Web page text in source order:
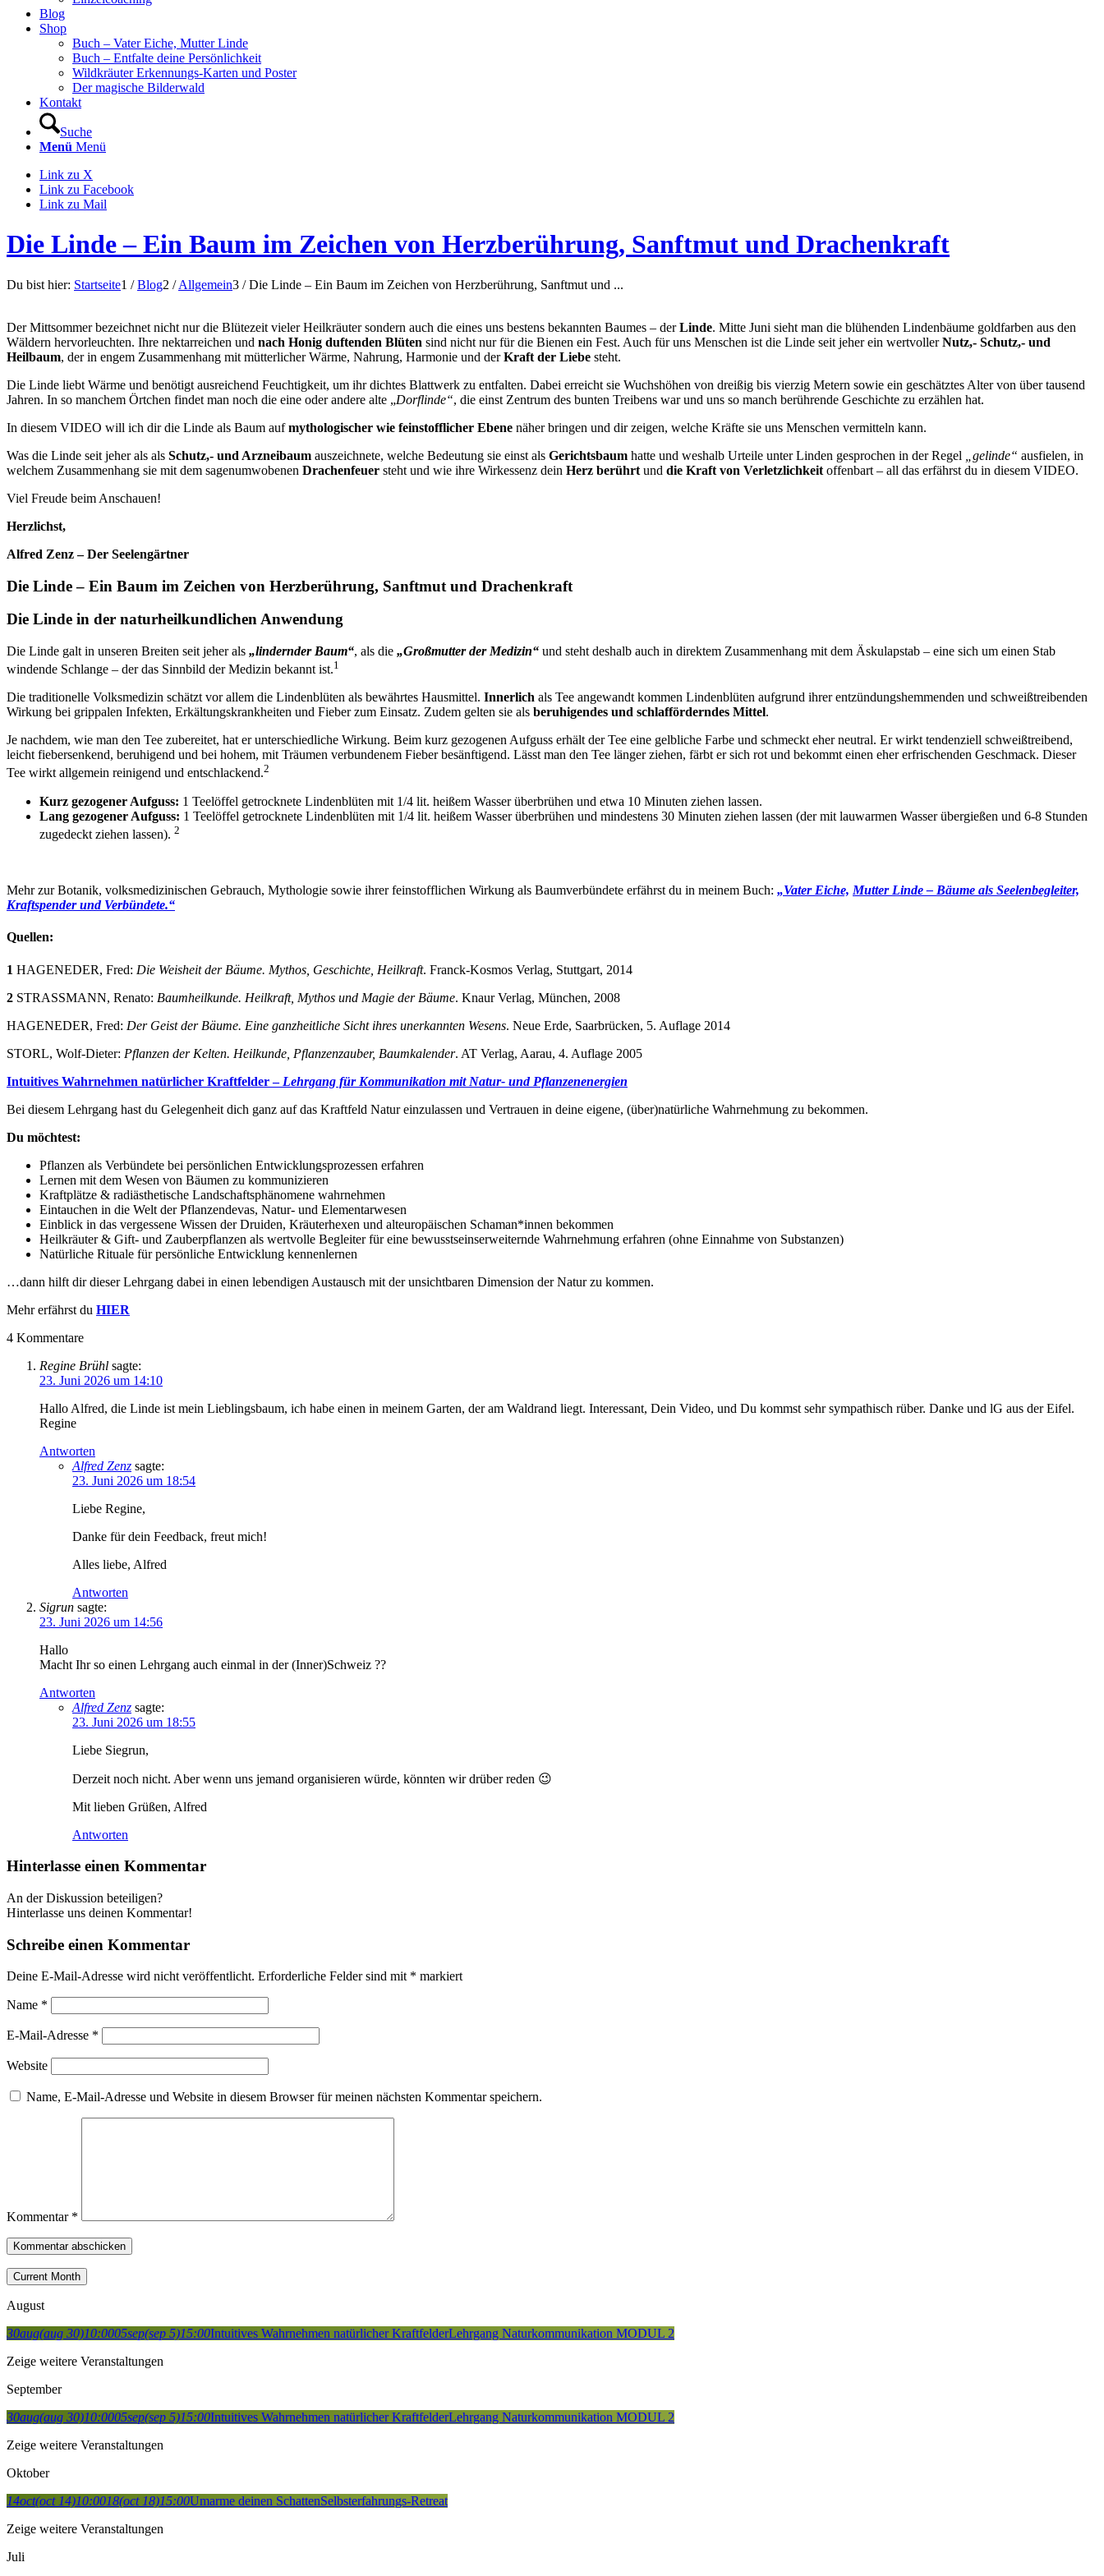
Blog
Shop
Buch – Vater Eiche, Mutter Linde
Buch – Entfalte deine Persönlichkeit
Wildkräuter Erkennungs-Karten und Poster
Der magische Bilderwald
Kontakt
Suche
Menü Menü
Link zu X
Link zu Facebook
Link zu Mail
Die Linde – Ein Baum im Zeichen von Herzberührung, Sanftmut und Drachenkraft
Du bist hier: Startseite1 / Blog2 / Allgemein3 / Die Linde – Ein Baum im Zeichen von Herzberührung, Sanftmut und ...
Der Mittsommer bezeichnet nicht nur die Blütezeit vieler Heilkräuter sondern auch die eines uns bestens bekannten Baumes – derLinde. Mitte Juni sieht man die blühenden Lindenbäume goldfarben aus den
Wäldern hervorleuchten. Ihre nektarreichen und nach Honig duftenden Blüten sind nicht nur für die Bienen ein Fest. Auch für uns Menschen ist die Linde seit jeher ein wertvollerNutz,- Schutz,- und
Heilbaum, der in engem Zusammenhang mit mütterlicher Wärme, Nahrung, Harmonie und derKraft der Liebe steht.
Die Linde liebt Wärme und benötigt ausreichend Feuchtigkeit, um ihr dichtes Blattwerk zu entfalten. Dabei erreicht sie Wuchshöhen von dreißig bis vierzig Metern sowie ein geschätztes Alter von über tausend
Jahren. In so manchem Örtchen findet man noch die eine oder andere alte „Dorflinde“, die einst Zentrum des bunten Treibens war und uns so manch berührende Geschichte zu erzählen hat.
In diesem VIDEO will ich dir die Linde als Baum aufmythologischer wie feinstofflicher Ebene näher bringen und dir zeigen, welche Kräfte sie uns Menschen vermitteln kann.
Was die Linde seit jeher als als Schutz,- und Arzneibaum auszeichnete, welche Bedeutung sie einst als Gerichtsbaum hatte und weshalb Urteile unter Linden gesprochen in der Regel „gelinde“ ausfielen, in
welchem Zusammenhang sie mit dem sagenumwobenen Drachenfeuer steht und wie ihre Wirkessenz dein Herz berührt und die Kraft von Verletzlichkeit offenbart – all das erfährst du in diesem VIDEO.
Viel Freude beim Anschauen!
Herzlichst,
Alfred Zenz – Der Seelengärtner
Die Linde – Ein Baum im Zeichen von Herzberührung, Sanftmut und Drachenkraft
Die Linde in der naturheilkundlichen Anwendung
Die Linde galt in unseren Breiten seit jeher als „lindernder Baum“, als die „Großmutter der Medizin“ und steht deshalb auch in direktem Zusammenhang mit dem Äskulapstab – eine sich um einen Stab
windende Schlange – der das Sinnbild der Medizin bekannt ist.1
Die traditionelle Volksmedizin schätzt vor allem die Lindenblüten als bewährtes Hausmittel. Innerlich als Tee angewandt kommen Lindenblüten aufgrund ihrer entzündungshemmenden und schweißtreibenden
Wirkung bei grippalen Infekten, Erkältungskrankheiten und Fieber zum Einsatz. Zudem gelten sie als beruhigendes und schlafförderndes Mittel.
Je nachdem, wie man den Tee zubereitet, hat er unterschiedliche Wirkung. Beim kurz gezogenen Aufguss erhält der Tee eine gelbliche Farbe und schmeckt eher neutral. Er wirkt tendenziell schweißtreibend,
leicht fiebersenkend, beruhigend und bei hohem, mit Träumen verbundenem Fieber besänftigend. Lässt man den Tee länger ziehen, färbt er sich rot und bekommt einen eher erfrischenden Geschmack. Dieser
Tee wirkt allgemein reinigend und entschlackend.2
Kurz gezogener Aufguss: 1 Teelöffel getrocknete Lindenblüten mit 1/4 lit. heißem Wasser überbrühen und etwa 10 Minuten ziehen lassen.
Lang gezogener Aufguss: 1 Teelöffel getrocknete Lindenblüten mit 1/4 lit. heißem Wasser überbrühen und mindestens 30 Minuten ziehen lassen (der mit lauwarmen Wasser übergießen und 6-8 Stunden
zugedeckt ziehen lassen). 2
Mehr zur Botanik, volksmedizinischen Gebrauch, Mythologie sowie ihrer feinstofflichen Wirkung als Baumverbündete erfährst du in meinem Buch: „Vater Eiche, Mutter Linde – Bäume als Seelenbegleiter,
Kraftspender und Verbündete.“
Quellen:
1 HAGENEDER, Fred: Die Weisheit der Bäume. Mythos, Geschichte, Heilkraft. Franck-Kosmos Verlag, Stuttgart, 2014
2 STRASSMANN, Renato: Baumheilkunde. Heilkraft, Mythos und Magie der Bäume. Knaur Verlag, München, 2008
HAGENEDER, Fred: Der Geist der Bäume. Eine ganzheitliche Sicht ihres unerkannten Wesens. Neue Erde, Saarbrücken, 5. Auflage 2014
STORL, Wolf-Dieter: Pflanzen der Kelten. Heilkunde, Pflanzenzauber, Baumkalender. AT Verlag, Aarau, 4. Auflage 2005
Intuitives Wahrnehmen natürlicher Kraftfelder –Lehrgang für Kommunikation mit Natur- und Pflanzenenergien
Bei diesem Lehrgang hast du Gelegenheit dich ganz auf das Kraftfeld Natur einzulassen und Vertrauen in deine eigene, (über)natürliche Wahrnehmung zu bekommen.
Du möchtest:
Pflanzen als Verbündete bei persönlichen Entwicklungsprozessen erfahren
Lernen mit dem Wesen von Bäumen zu kommunizieren
Kraftplätze & radiästhetische Landschaftsphänomene wahrnehmen
Eintauchen in die Welt der Pflanzendevas, Natur- und Elementarwesen
Einblick in das vergessene Wissen der Druiden, Kräuterhexen und alteuropäischen Schaman*innen bekommen
Heilkräuter & Gift- und Zauberpflanzen als wertvolle Begleiter für eine bewusstseinserweiternde Wahrnehmung erfahren (ohne Einnahme von Substanzen)
Natürliche Rituale für persönliche Entwicklung kennenlernen
…dann hilft dir dieser Lehrgang dabei in einen lebendigen Austausch mit der unsichtbaren Dimension der Natur zu kommen.
Mehr erfährst du HIER
4 Kommentare
Regine Brühl sagte:
23. Juni 2026 um 14:10
Hallo Alfred, die Linde ist mein Lieblingsbaum, ich habe einen in meinem Garten, der am Waldrand liegt. Interessant, Dein Video, und Du kommst sehr sympathisch rüber. Danke und lG aus der Eifel.
Regine
Antworten
Alfred Zenz sagte:
23. Juni 2026 um 18:54
Liebe Regine,
Danke für dein Feedback, freut mich!
Alles liebe, Alfred
Antworten
Sigrun sagte:
23. Juni 2026 um 14:56
Hallo
Macht Ihr so einen Lehrgang auch einmal in der (Inner)Schweiz ??
Antworten
Alfred Zenz sagte:
23. Juni 2026 um 18:55
Liebe Siegrun,
Derzeit noch nicht. Aber wenn uns jemand organisieren würde, könnten wir drüber reden 😉
Mit lieben Grüßen, Alfred
Antworten
Hinterlasse einen Kommentar
An der Diskussion beteiligen?
Hinterlasse uns deinen Kommentar!
Schreibe einen Kommentar
Deine E-Mail-Adresse wird nicht veröffentlicht. Erforderliche Felder sind mit * markiert
Name *
E-Mail-Adresse *
Website
Name, E-Mail-Adresse und Website in diesem Browser für meinen nächsten Kommentar speichern.
Kommentar *
Current Month
August
30aug(aug 30)10:0005sep(sep 5)15:00Intuitives Wahrnehmen natürlicher KraftfelderLehrgang Naturkommunikation MODUL 2
Zeige weitere Veranstaltungen
September
30aug(aug 30)10:0005sep(sep 5)15:00Intuitives Wahrnehmen natürlicher KraftfelderLehrgang Naturkommunikation MODUL 2
Zeige weitere Veranstaltungen
Oktober
14oct(oct 14)10:0018(oct 18)15:00Umarme deinen SchattenSelbsterfahrungs-Retreat
Zeige weitere Veranstaltungen
Juli